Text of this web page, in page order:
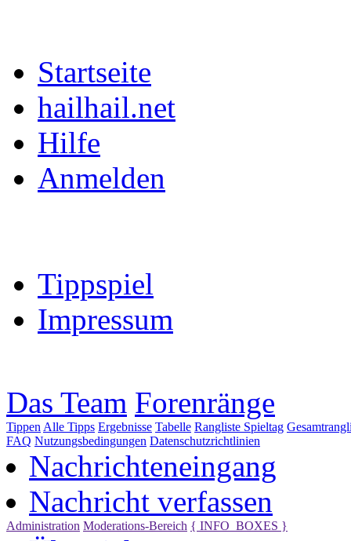
Startseite
hailhail.net
Hilfe
Anmelden
Tippspiel
Impressum
Das Team Forenränge
Tippen Alle Tipps Ergebnisse Tabelle Rangliste Spieltag
FAQ Nutzungsbedingungen Datenschutzrichtlinien
Nachrichteneingang
Nachricht verfassen
Administration Moderations-Bereich { INFO_BOXES }